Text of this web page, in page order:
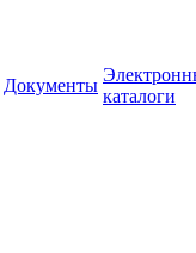
Документы
каталоги